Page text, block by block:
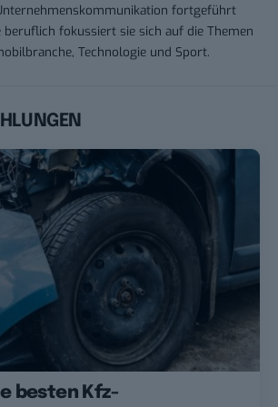
fortgeführt
fokussiert sie sich auf die Themen
Technologie und Sport.
besten Kfz-